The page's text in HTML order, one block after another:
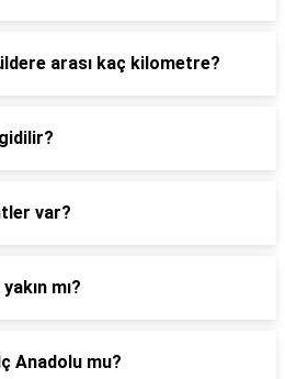
arası kaç kilometre?
var?
mı?
Anadolu mu?